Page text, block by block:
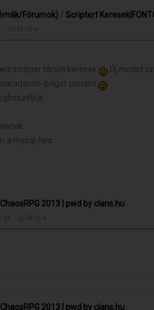
Fórumok) /Scriptert
- 20:31:00 »
scripter társat keresek
Új modot
dolgot csinálni
a mysql-hez.
2013 | pwd by clans.hu
13. - 11:06:11 »
2013 | pwd by clans.hu